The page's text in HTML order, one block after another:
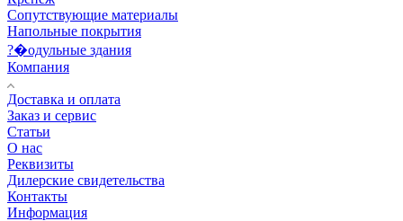
Сопутствующие материалы
Напольные покрытия
?�одульные здания
Компания
Доставка и оплата
Заказ и сервис
Статьи
О нас
Реквизиты
Дилерские свидетельства
Контакты
Информация